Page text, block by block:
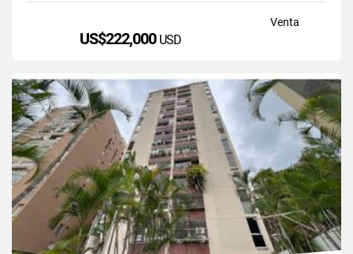
Venta
US$222,000 USD